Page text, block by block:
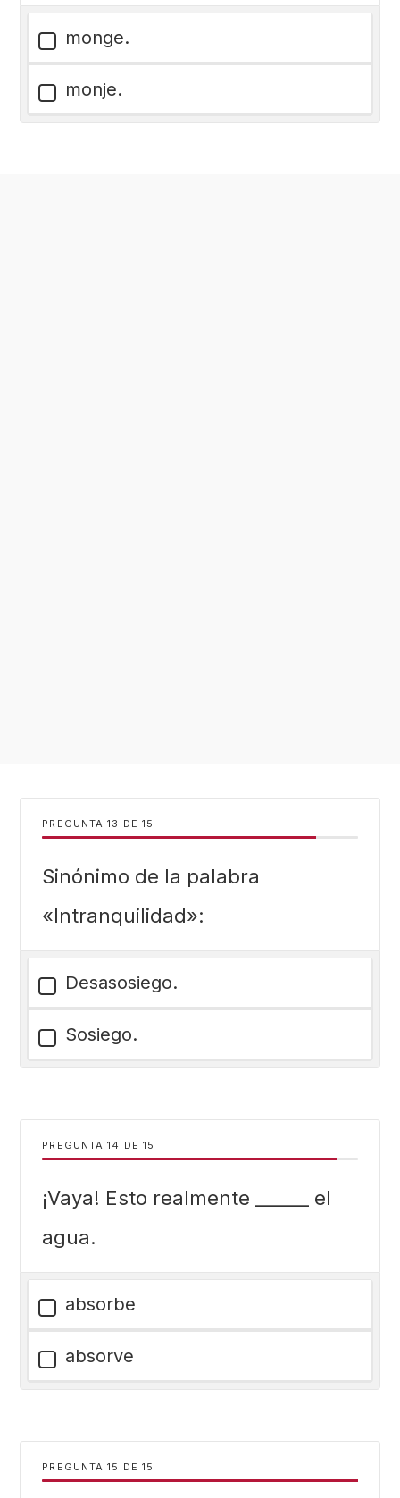
monge.
monje.
PREGUNTA DE 15
Sinónimo de la palabra
«Intranquilidad»:
Desasosiego.
Sosiego.
PREGUNTA DE 15
¡Vaya! Esto realmente ______ el
agua.
absorbe
absorve
PREGUNTA DE 15